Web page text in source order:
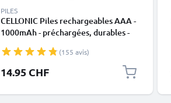
PILES
CELLONIC Piles rechargeables AAA -
1000mAh - préchargées, durables -
batteries
(155 avis)
14.95 CHF